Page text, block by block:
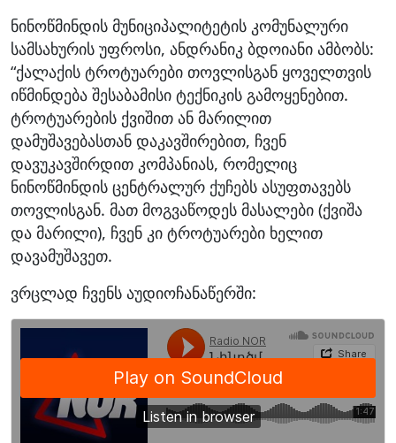
ნინოწმინდის მუნიციპალიტეტის კომუნალური
სამსახურის უფროსი, ანდრანიკ ბდოიანი ამბობს:
“ქალაქის ტროტუარები თოვლისგან ყოველთვის
იწმინდება შესაბამისი ტექნიკის გამოყენებით.
ტროტუარების ქვიშით ან მარილით
დამუშავებასთან დაკავშირებით, ჩვენ
დავუკავშირდით კომპანიას, რომელიც
ნინოწმინდის ცენტრალურ ქუჩებს ასუფთავებს
თოვლისგან. მათ მოგვაწოდეს მასალები (ქვიშა
და მარილი), ჩვენ კი ტროტუარები ხელით
დავამუშავეთ.
ვრცლად ჩვენს აუდიოჩანაწერში: